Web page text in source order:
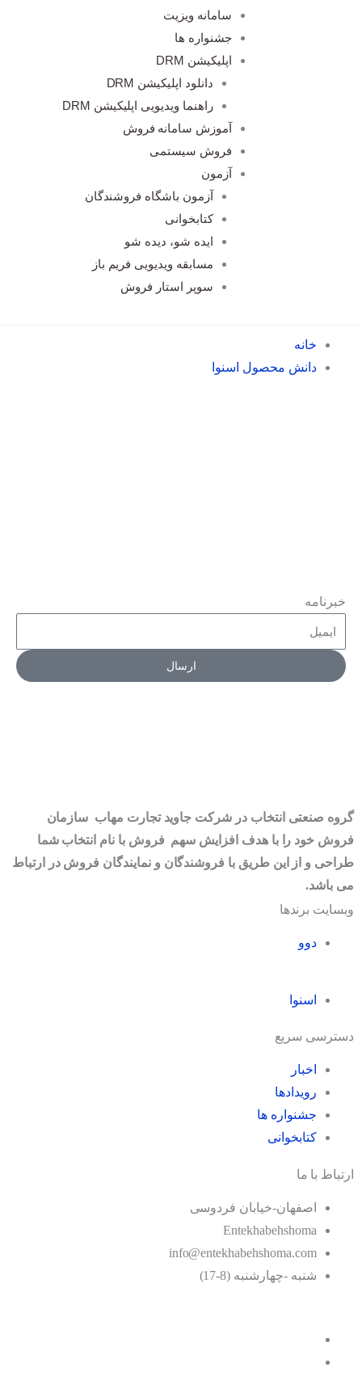
سامانه ویزیت
جشنواره ها
اپلیکیشن DRM
دانلود اپلیکیشن DRM
راهنما ویدیویی اپلیکیشن DRM
آموزش سامانه فروش
فروش سیستمی
آزمون
آزمون باشگاه فروشندگان
کتابخوانی
ایده شو، دیده شو
مسابقه ویدیویی فریم باز
سوپر استار فروش
خانه
دانش محصول اسنوا
خبرنامه
ارسال
گروه صنعتی انتخاب در شرکت جاوید تجارت مهاب سازمان
فروش خود را با هدف افزایش سهم فروش با نام انتخاب شما
طراحی و از این طریق با فروشندگان و نمایندگان فروش در ارتباط
می باشد.
وبسایت برندها
دوو
اسنوا
دسترسی سریع
اخبار
رویدادها
جشنواره ها
کتابخوانی
ارتباط با ما
اصفهان-خیابان فردوسی
Entekhabehshoma
info@entekhabehshoma.com
شنبه -چهارشنبه (8-17)